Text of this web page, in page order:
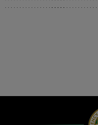
Hírek